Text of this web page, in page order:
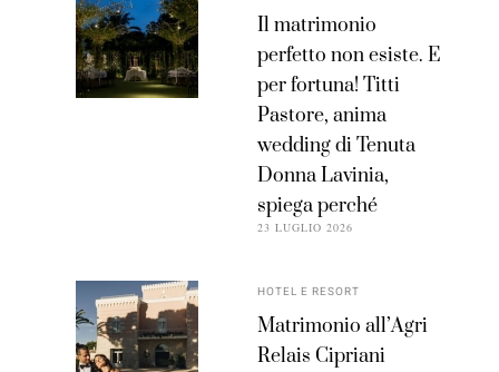
Il matrimonio
perfetto non esiste. E
per fortuna! Titti
Pastore, anima
wedding di Tenuta
Donna Lavinia,
spiega perché
23 LUGLIO 2026
HOTEL E RESORT
Matrimonio all’Agri
Relais Cipriani